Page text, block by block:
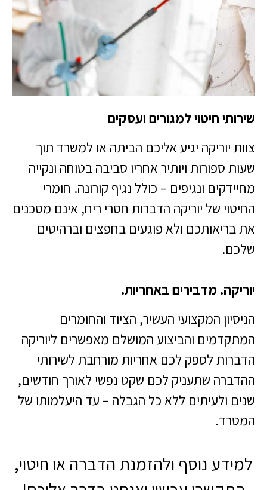
שירותי חיטוי למגורים ועסקים
צוות יוריקה יגיע אליכם הביתה או למשרד תוך
שעות ספורות ויותיר אחריו סביבה בטוחה ונקייה
מחיידקים ונגיפים – כולל נגיף קורונה. חומרי
החיטוי של יוריקה הדברות חסרי ריח, אינם מסכנים
את בריאותכם ולא פוגעים בחפצים וברהיטים
שלכם.
יוריקה. מדבירים באחריות.
הניסיון המקצועי העשיר, הציוד והחומרים
המתקדמים והביצוע המושלם מאפשרים ליוריקה
הדברות לספק לכם אחריות מורחבת לשירותי
ההדברה שתעניק לכם שקט נפשי לאורך חודשים,
שנים ולעיתים ללא כל הגבלה – עד היעלמותו של
המטרד.
למידע נוסף ולהזמנת הדברה או חיטוי,